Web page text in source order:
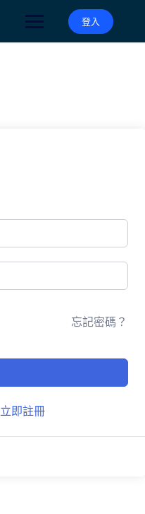
登入
忘記密碼？
立即註冊